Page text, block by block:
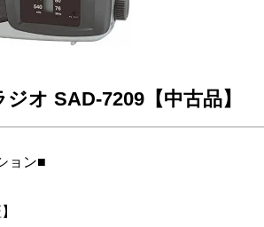
オ SAD-7209【中古品】
ョン■